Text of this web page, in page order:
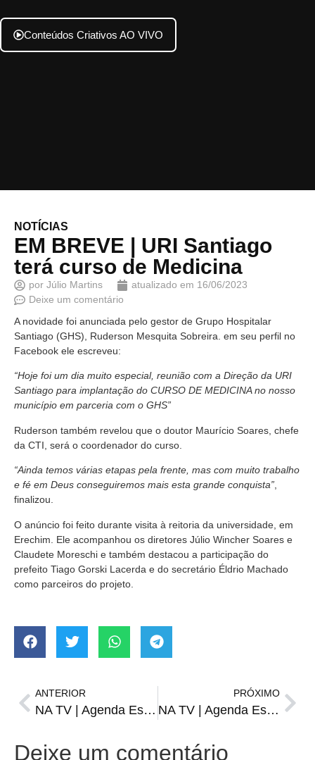
Conteúdos Criativos AO VIVO
NOTÍCIAS
EM BREVE | URI Santiago
terá curso de Medicina
por Júlio Martins atualizado em 16/06/2023
Deixe um comentário
A novidade foi anunciada pelo gestor de Grupo Hospitalar
Santiago (GHS), Ruderson Mesquita Sobreira. em seu perfil no
Facebook ele escreveu:
“Hoje foi um dia muito especial, reunião com a Direção da URI
Santiago para implantação do CURSO DE MEDICINA no nosso
município em parceria com o GHS”
Ruderson também revelou que o doutor Maurício Soares, chefe
da CTI, será o coordenador do curso.
“Ainda temos várias etapas pela frente, mas com muito trabalho
e fé em Deus conseguiremos mais esta grande conquista”
finalizou.
O anúncio foi feito durante visita à reitoria da universidade, em
Erechim. Ele acompanhou os diretores Júlio Wincher Soares e
Claudete Moreschi e também destacou a participação do
prefeito Tiago Gorski Lacerda e do secretário Éldrio Machado
como parceiros do projeto.
ANTERIOR
NA TV | Agenda Esportiva de quinta-feira, 15 de junho
PRÓXIMO
NA TV | Agenda Esportiva de sábado, 17 de junho
Deixe um comentário